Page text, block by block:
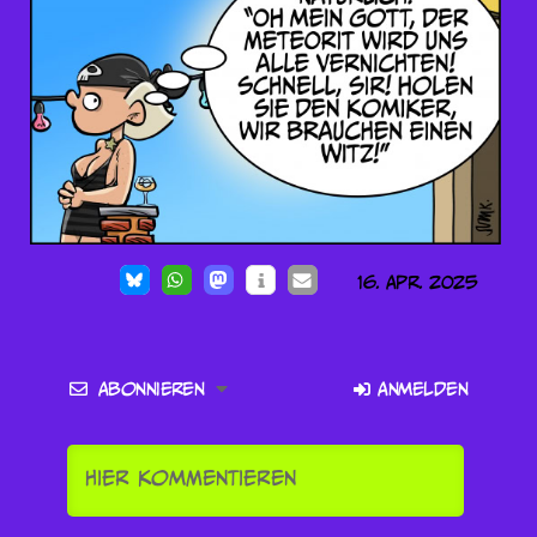
16. Apr. 2025
Abonnieren Anmelden